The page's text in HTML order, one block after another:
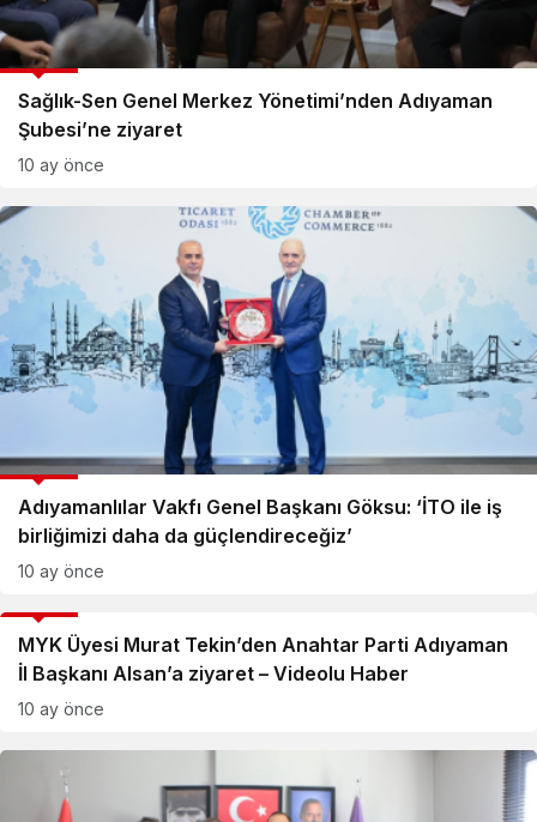
Sağlık-Sen Genel Merkez Yönetimi’nden Adıyaman
Şubesi’ne ziyaret
GÜNCEL
10 ay önce
Adıyamanlılar Vakfı Genel Başkanı Göksu: ‘İTO ile iş
birliğimizi daha da güçlendireceğiz’
GÜNCEL
10 ay önce
MYK Üyesi Murat Tekin’den Anahtar Parti Adıyaman
İl Başkanı Alsan’a ziyaret – Videolu Haber
10 ay önce